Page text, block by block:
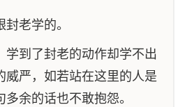
老学的。
学到了封老的动作却学不出
威严，如若站在这里的人是
余的话也不敢抱怨。